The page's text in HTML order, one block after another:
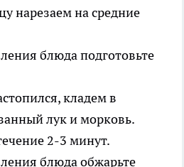
нарезаем на средние
кладем в
лук и морковь.
2-3 минут.